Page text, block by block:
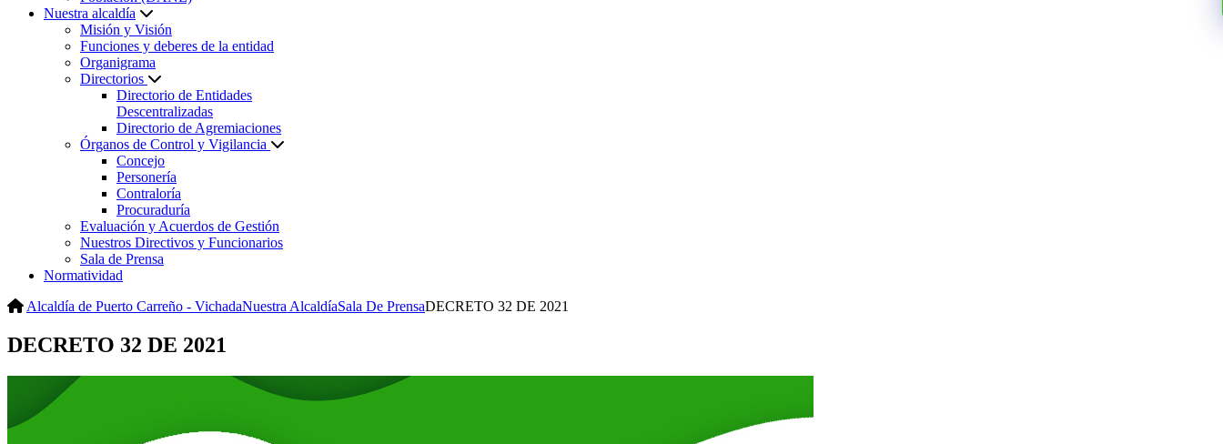
Nuestra alcaldía
Misión y Visión
Funciones y deberes de la entidad
Organigrama
Directorios
Directorio de Entidades
Descentralizadas
Directorio de Agremiaciones
Órganos de Control y Vigilancia
Concejo
Personería
Contraloría
Procuraduría
Evaluación y Acuerdos de Gestión
Nuestros Directivos y Funcionarios
Sala de Prensa
Normatividad
Alcaldía de Puerto Carreño - VichadaNuestra AlcaldíaSala De PrensaDECRETO 32 DE 2021
DECRETO 32 DE 2021